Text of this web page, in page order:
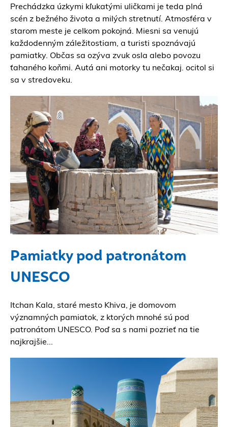
Prechádzka úzkymi kľukatými uličkami je teda plná
scén z bežného života a milých stretnutí. Atmosféra v
starom meste je celkom pokojná. Miesni sa venujú
každodenným záležitostiam, a turisti spoznávajú
pamiatky. Občas sa ozýva zvuk osla alebo povozu
ťahaného koňmi. Autá ani motorky tu nečakaj. ocitol si
sa v stredoveku.
Pamiatky pod patronátom
UNESCO
Itchan Kala, staré mesto Khiva, je domovom
významných pamiatok, z ktorých mnohé sú pod
patronátom UNESCO. Poď sa s nami pozrieť na tie
najkrajšie...